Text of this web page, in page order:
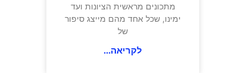
מתכונים מראשית הציונות ועד
ימינו, שכל אחד מהם מייצג סיפור
של
לקריאה...